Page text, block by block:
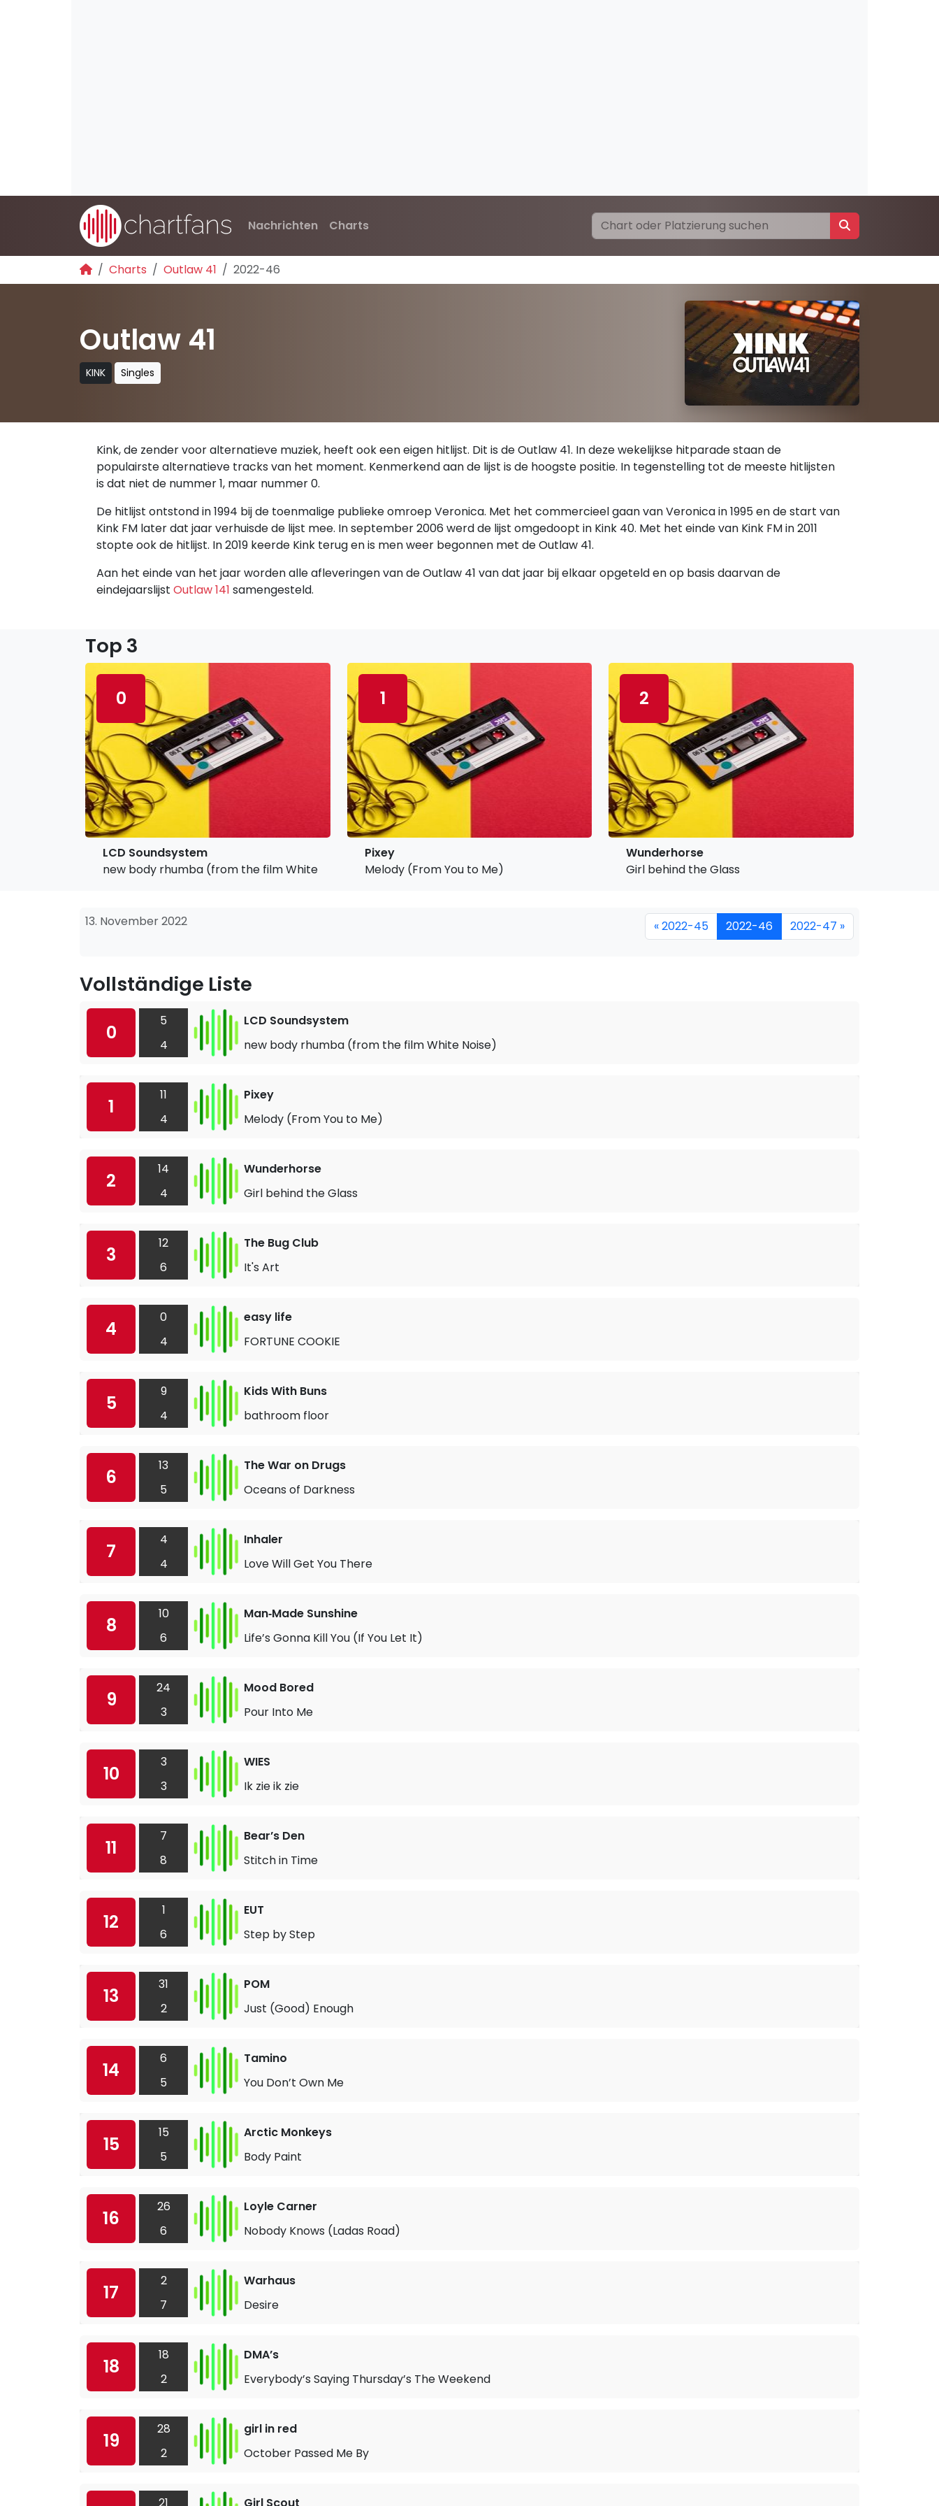
Nachrichten Charts
Charts Outlaw 41 2022-46
Outlaw 41
KINK Singles
Kink, de zender voor alternatieve muziek, heeft ook een eigen hitlijst. Dit is de Outlaw 41. In deze wekelijkse hitparade staan de
populairste alternatieve tracks van het moment. Kenmerkend aan de lijst is de hoogste positie. In tegenstelling tot de meeste hitlijsten
is dat niet de nummer 1, maar nummer 0.
De hitlijst ontstond in 1994 bij de toenmalige publieke omroep Veronica. Met het commercieel gaan van Veronica in 1995 en de start van
Kink FM later dat jaar verhuisde de lijst mee. In september 2006 werd de lijst omgedoopt in Kink 40. Met het einde van Kink FM in 2011
stopte ook de hitlijst. In 2019 keerde Kink terug en is men weer begonnen met de Outlaw 41.
Aan het einde van het jaar worden alle afleveringen van de Outlaw 41 van dat jaar bij elkaar opgeteld en op basis daarvan de
eindejaarslijst Outlaw 141 samengesteld.
Top 3
0
LCD Soundsystem
new body rhumba (from the film White Noise)
1
Pixey
Melody (From You to Me)
2
Wunderhorse
Girl behind the Glass
13. November 2022 « 2022-45 2022-46 2022-47 »
Vollständige Liste
0
5
4
LCD Soundsystem
new body rhumba (from the film White Noise)
1
11
4
Pixey
Melody (From You to Me)
2
14
4
Wunderhorse
Girl behind the Glass
3
12
6
The Bug Club
It's Art
4
0
4
easy life
FORTUNE COOKIE
5
9
4
Kids With Buns
bathroom floor
6
13
5
The War on Drugs
Oceans of Darkness
7
4
4
Inhaler
Love Will Get You There
8
10
6
Man‐Made Sunshine
Life’s Gonna Kill You (If You Let It)
9
24
3
Mood Bored
Pour Into Me
10
3
3
WIES
Ik zie ik zie
11
7
8
Bear’s Den
Stitch in Time
12
1
6
EUT
Step by Step
13
31
2
POM
Just (Good) Enough
14
6
5
Tamino
You Don’t Own Me
15
15
5
Arctic Monkeys
Body Paint
16
26
6
Loyle Carner
Nobody Knows (Ladas Road)
17
2
7
Warhaus
Desire
18
18
2
DMA’s
Everybody’s Saying Thursday’s The Weekend
19
28
2
girl in red
October Passed Me By
21 Girl Scout